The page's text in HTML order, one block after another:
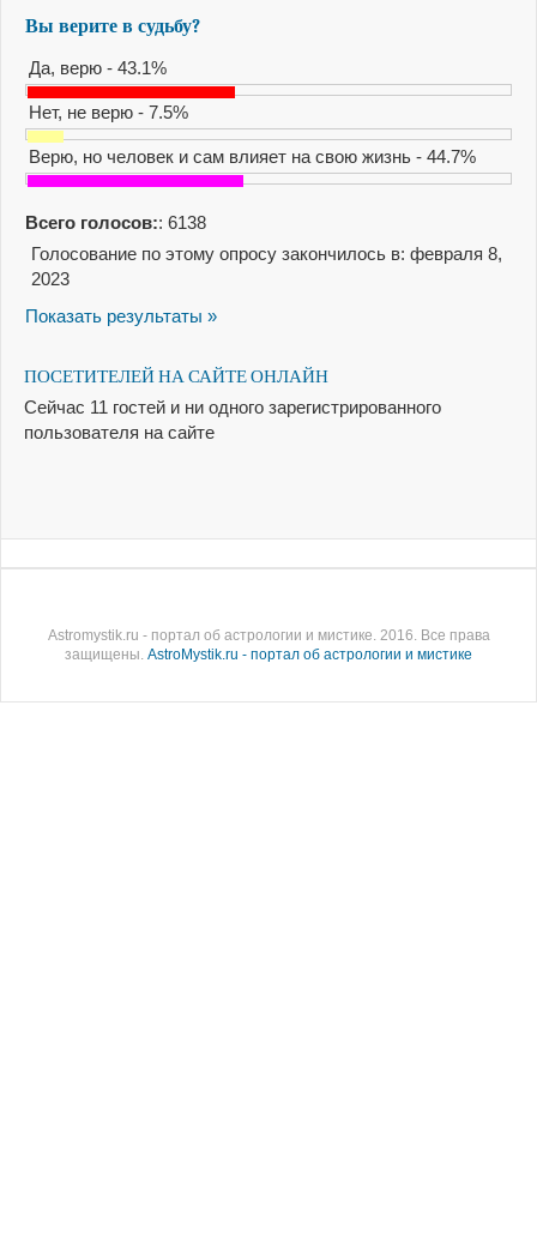
Вы верите в судьбу?
Да, верю - 43.1%
Нет, не верю - 7.5%
Верю, но человек и сам влияет на свою жизнь - 44.7%
Всего голосов:: 6138
Голосование по этому опросу закончилось в: февраля 8,
2023
Показать результаты »
ПОСЕТИТЕЛЕЙ НА САЙТЕ ОНЛАЙН
Сейчас 11 гостей и ни одного зарегистрированного
пользователя на сайте
Astromystik.ru - портал об астрологии и мистике. 2016. Все права
защищены. AstroMystik.ru - портал об астрологии и мистике